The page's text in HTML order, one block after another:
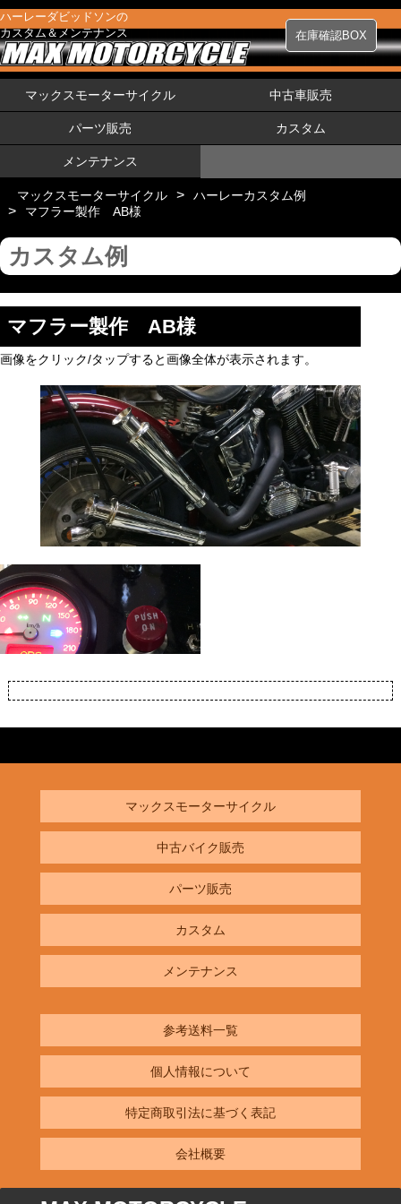
ハーレーダビッドソンの
カスタム＆メンテナンス
在庫確認BOX
マックスモーターサイクル 中古車販売
パーツ販売 カスタム
メンテナンス
マックスモーターサイクル > ハーレーカスタム例
> マフラー製作 AB様
カスタム例
マフラー製作 AB様
画像をクリック/タップすると画像全体が表示されます。
マックスモーターサイクル
中古バイク販売
パーツ販売
カスタム
メンテナンス
参考送料一覧
個人情報について
特定商取引法に基づく表記
会社概要